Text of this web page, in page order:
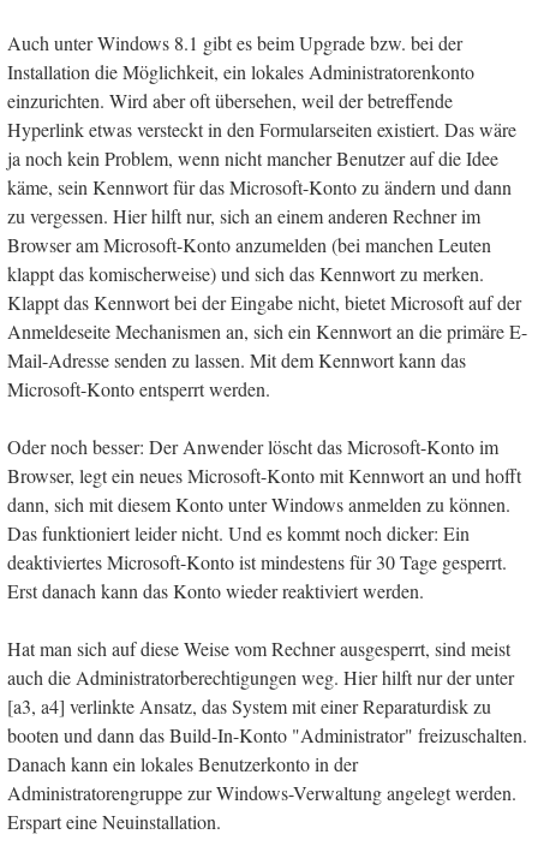
Auch unter Windows 8.1 gibt es beim Upgrade bzw. bei der
Installation die Möglichkeit, ein lokales Administratorenkonto
einzurichten. Wird aber oft übersehen, weil der betreffende
Hyperlink etwas versteckt in den Formularseiten existiert. Das wäre
ja noch kein Problem, wenn nicht mancher Benutzer auf die Idee
käme, sein Kennwort für das Microsoft-Konto zu ändern und dann
zu vergessen. Hier hilft nur, sich an einem anderen Rechner im
Browser am Microsoft-Konto anzumelden (bei manchen Leuten
klappt das komischerweise) und sich das Kennwort zu merken.
Klappt das Kennwort bei der Eingabe nicht, bietet Microsoft auf der
Anmeldeseite Mechanismen an, sich ein Kennwort an die primäre E-
Mail-Adresse senden zu lassen. Mit dem Kennwort kann das
Microsoft-Konto entsperrt werden.
Oder noch besser: Der Anwender löscht das Microsoft-Konto im
Browser, legt ein neues Microsoft-Konto mit Kennwort an und hofft
dann, sich mit diesem Konto unter Windows anmelden zu können.
Das funktioniert leider nicht. Und es kommt noch dicker: Ein
deaktiviertes Microsoft-Konto ist mindestens für 30 Tage gesperrt.
Erst danach kann das Konto wieder reaktiviert werden.
Hat man sich auf diese Weise vom Rechner ausgesperrt, sind meist
auch die Administratorberechtigungen weg. Hier hilft nur der unter
[a3, a4] verlinkte Ansatz, das System mit einer Reparaturdisk zu
booten und dann das Build-In-Konto "Administrator" freizuschalten.
Danach kann ein lokales Benutzerkonto in der
Administratorengruppe zur Windows-Verwaltung angelegt werden.
Erspart eine Neuinstallation.